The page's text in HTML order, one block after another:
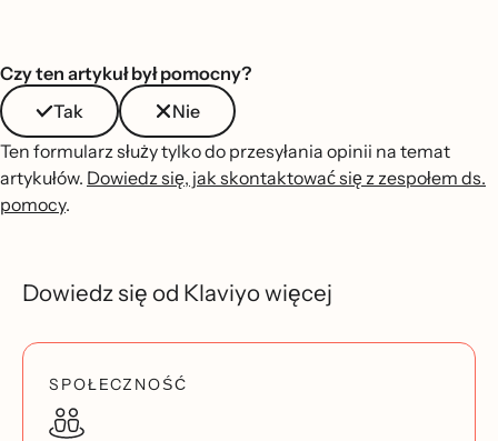
Czy ten artykuł był pomocny?
Tak
Nie
Ten formularz służy tylko do przesyłania opinii na temat
artykułów. Dowiedz się, jak skontaktować się z zespołem ds.
pomocy.
Dowiedz się od Klaviyo więcej
SPOŁECZNOŚĆ